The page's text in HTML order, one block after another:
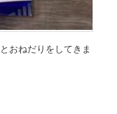
おねだりをしてきま